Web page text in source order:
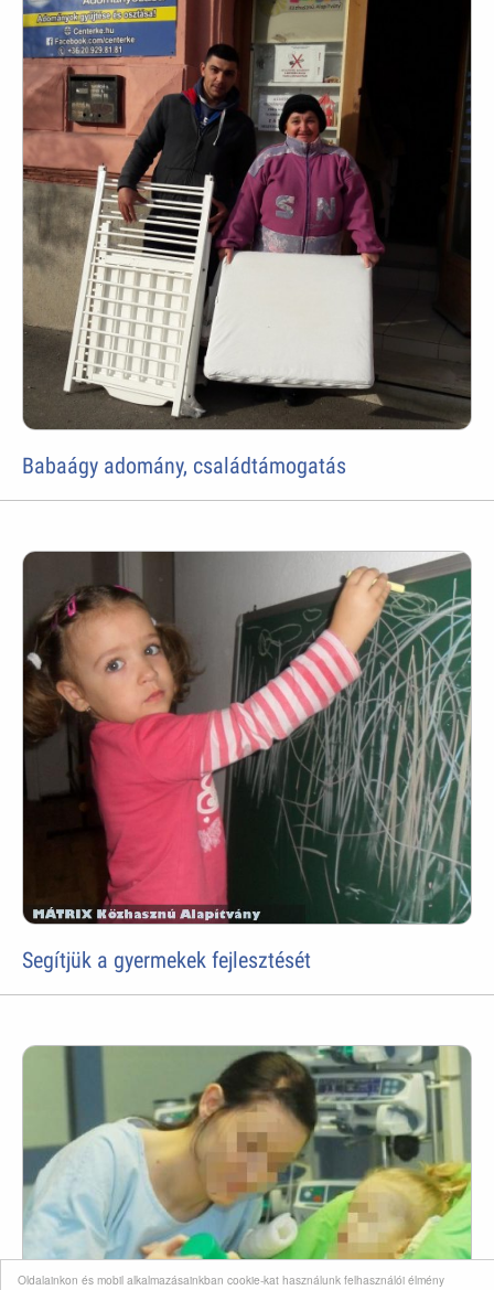
Oldalainkon és mobil alkalmazásainkban cookie-kat használunk felhasználói élmény
Babaágy adomány, családtámogatás
Segítjük a gyermekek fejlesztését